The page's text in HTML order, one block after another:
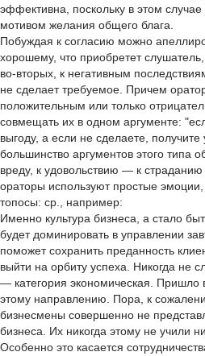
эффективна, поскольку в этом
мотивом желания общего блага.
Побуждая к согласию можно
хорошему, что приобретет
во-вторых, к негативным
не сделает требуемое. Причем
положительным или только
совмещать их в одном аргументе:
выгоду, а если не сделаете,
большинство аргументов этого типа
вреду, к удовольствию — к
ораторы используют простые
топосы: ср., например:
Именно культура бизнеса, а стало
будет доминировать в управлении
поможет сохранить преданность
выйти на орбиту успеха. Никогда не
— категория экономическая.
этому направлению. Пора, к
бизнесмены совершенно не
бизнеса. Их никогда этому не учили
Особенно это касается